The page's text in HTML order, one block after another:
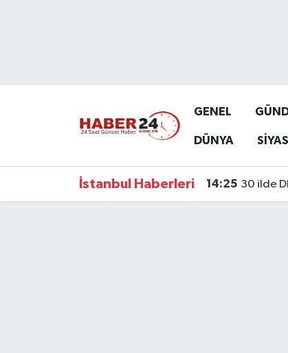
GENEL
DÜNYA
İstanbul Haberleri 14:25 30 ilde
Namaz Vakitleri
Süper Lig Puan Durumu ve Fikstür